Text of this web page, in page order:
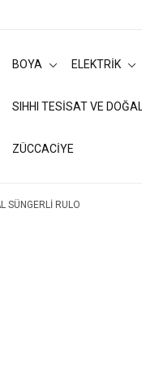
BOYA ELEKTRİK
SIHHI TESİSAT VE
ZÜCCACİYE
SÜNGERLİ RULO